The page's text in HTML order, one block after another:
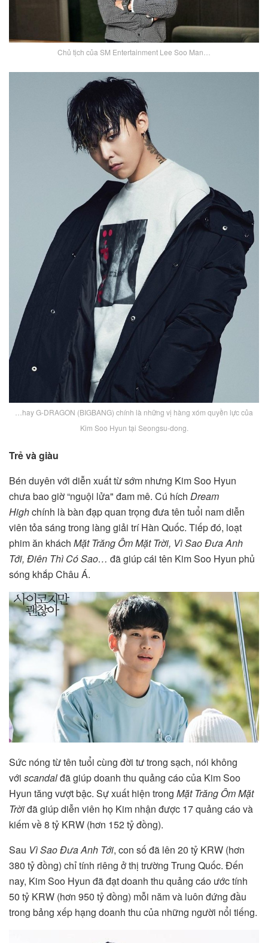
Chủ tịch của SM Entertainment Lee Soo Man…
…hay G-DRAGON (BIGBANG) chính là những vị hàng xóm quyền lực của
Kim Soo Hyun tại Seongsu-dong.
Trẻ và giàu
Bén duyên với diễn xuất từ sớm nhưng Kim Soo Hyun
chưa bao giờ “nguội lửa" đam mê. Cú hích Dream
Highchính là bàn đạp quan trọng đưa tên tuổi nam diễn
viên tỏa sáng trong làng giải trí Hàn Quốc. Tiếp đó, loạt
phim ăn khách Mặt Trăng Ôm Mặt Trời, Vì Sao Đưa Anh
Tới, Điên Thì Có Sao… đã giúp cái tên Kim Soo Hyun phủ
sóng khắp Châu Á.
Sức nóng từ tên tuổi cùng đời tư trong sạch, nói không
với scandalđã giúp doanh thu quảng cáo của Kim Soo
Hyun tăng vượt bậc. Sự xuất hiện trong Mặt Trăng Ôm Mặt
Trờiđã giúp diễn viên họ Kim nhận được 17 quảng cáo và
kiếm về 8 tỷ KRW (hơn 152 tỷ đồng).
Sau Vì Sao Đưa Anh Tới, con số đã lên 20 tỷ KRW (hơn
380 tỷ đồng) chỉ tính riêng ở thị trường Trung Quốc. Đến
nay, Kim Soo Hyun đã đạt doanh thu quảng cáo ước tính
50 tỷ KRW (hơn 950 tỷ đồng) mỗi năm và luôn đứng đầu
trong bảng xếp hạng doanh thu của những người nổi tiếng.